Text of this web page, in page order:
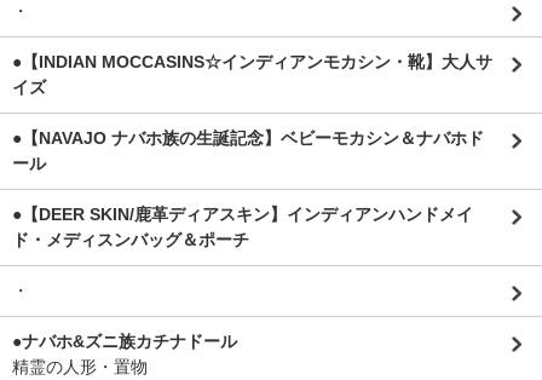
・
●【INDIAN MOCCASINS☆インディアンモカシン・靴】大人サ
イズ
●【NAVAJO ナバホ族の生誕記念】ベビーモカシン＆ナバホド
ール
●【DEER SKIN/鹿革ディアスキン】インディアンハンドメイ
ド・メディスンバッグ＆ポーチ
・
●ナバホ&ズニ族カチナドール
精霊の人形・置物